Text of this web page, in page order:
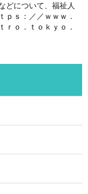
どについて、福祉人
ｐｓ：／／ｗｗｗ．
ｒｏ．ｔｏｋｙｏ．